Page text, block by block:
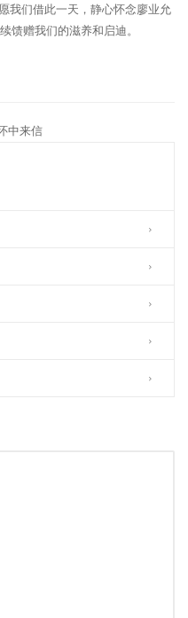
我们借此一天，静心怀念廖业允
馈赠我们的滋养和启迪。
中来信